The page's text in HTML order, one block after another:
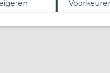
het eerste tastbare
aandacht aan ontwerp,